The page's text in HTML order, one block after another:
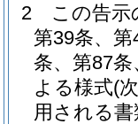
2
この告示
第39条、
条、第87
よる様式(
用される